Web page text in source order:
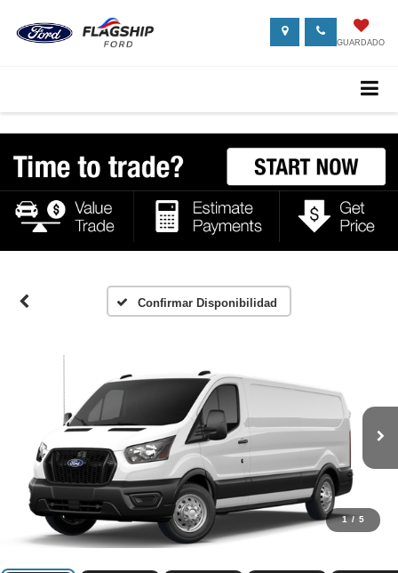
GUARDADO
Confirmar Disponibilidad
1 / 5